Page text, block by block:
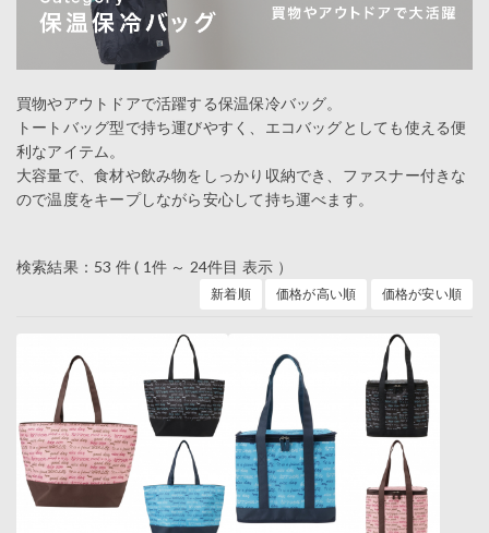
買物やアウトドアで活躍する保温保冷バッグ。
トートバッグ型で持ち運びやすく、エコバッグとしても使える便
利なアイテム。
大容量で、食材や飲み物をしっかり収納でき、ファスナー付きな
ので温度をキープしながら安心して持ち運べます。
検索結果：53 件 ( 1件 ～ 24件目 表示 ）
新着順 価格が高い順 価格が安い順